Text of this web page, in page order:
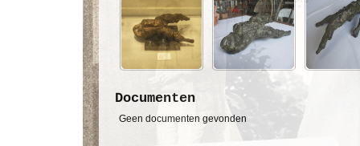
Documenten
Geen documenten gevonden